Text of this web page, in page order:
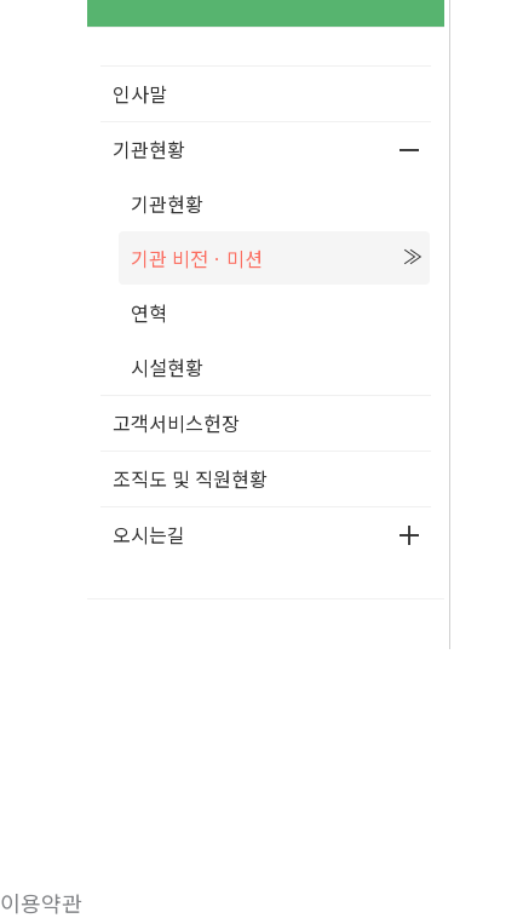
인사말
기관현황
기관현황
기관 비전ㆍ미션
연혁
시설현황
고객서비스헌장
조직도 및 직원현황
오시는길
이용약관